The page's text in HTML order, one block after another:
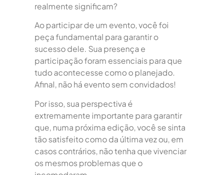
realmente significam?
Ao participar de um evento, você foi
peça fundamental para garantir o
sucesso dele. Sua presença e
participação foram essenciais para que
tudo acontecesse como o planejado.
Afinal, não há evento sem convidados!
Por isso, sua perspectiva é
extremamente importante para garantir
que, numa próxima edição, você se sinta
tão satisfeito como da última vez ou, em
casos contrários, não tenha que vivenciar
os mesmos problemas que o